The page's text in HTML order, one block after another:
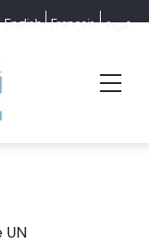
English Français عربية